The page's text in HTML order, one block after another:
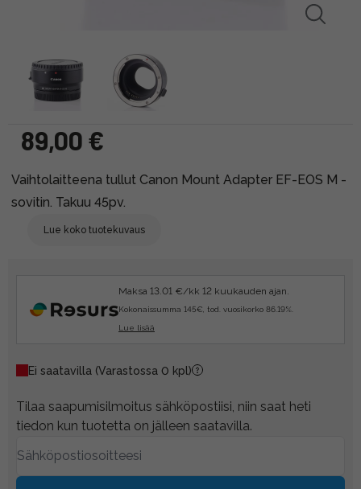
89,00 €
Vaihtolaitteena tullut Canon Mount Adapter EF-EOS M -
sovitin. Takuu 45pv.
Lue koko tuotekuvaus
Maksa 13.01 €/kk 12 kuukauden ajan.
Kokonaissumma 145€, tod. vuosikorko 86.19%.
Lue lisää
Ei saatavilla (Varastossa 0 kpl)
Tilaa saapumisilmoitus sähköpostiisi, niin saat heti
tiedon kun tuotetta on jälleen saatavilla.